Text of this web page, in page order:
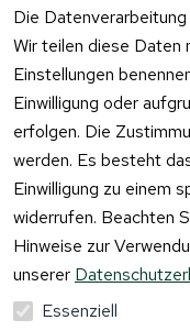
Die
Wir teilen diese Daten
Einstellungen
Einwilligung oder
erfolgen. Die
werden. Es besteht
Einwilligung zu einem
widerrufen. Beachten
Hinweise zur
unserer
Essenziell
widerrufen